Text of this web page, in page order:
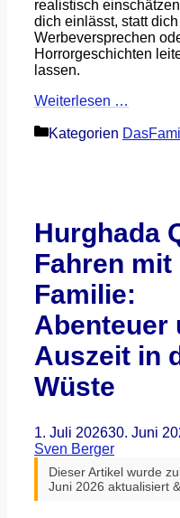
realistisch
dich einlässt, statt
Werbeversprechen
Horrorgeschichten
lassen.
Weiterlesen …
Kategorien
Hurghada
Fahren mit
Familie:
Abenteuer
Auszeit in
Wüste
1. Juli 202630. Juni
Sven Berger
Dieser Artikel wurde
Juni 2026 aktualisiert